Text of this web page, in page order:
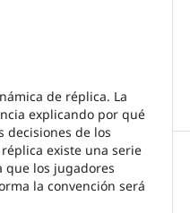
de réplica. La
explicando por qué
decisiones de los
existe una serie
que los jugadores
la convención será